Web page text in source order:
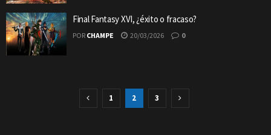
Final Fantasy XVI, ¿éxito o fracaso?
POR CHAMPE 20/03/2026 0
1 2 3